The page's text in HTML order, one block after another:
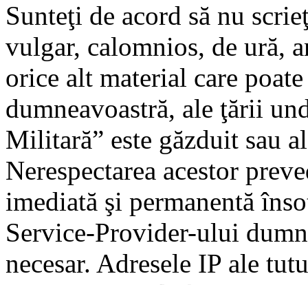
Sunteţi de acord să nu
vulgar, calomnios, de ură,
orice alt material care
dumneavoastră, ale ţării
Militară” este găzduit sau
Nerespectarea acestor
imediată şi permanentă
Service-Provider-ului
necesar. Adresele IP ale